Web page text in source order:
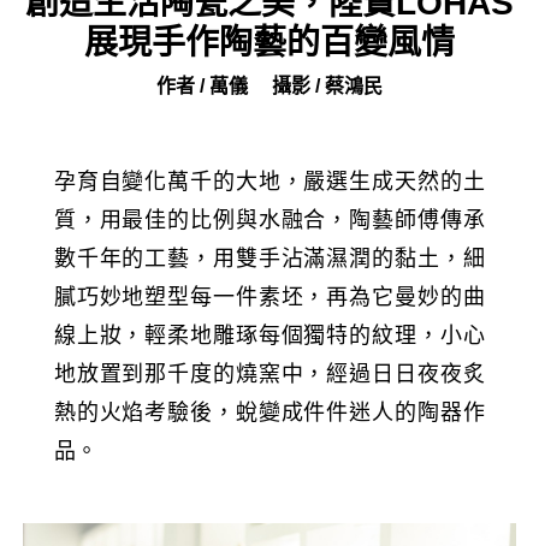
展現手作陶藝的百變風情
作者 / 萬儀 攝影 / 蔡鴻民
孕育自變化萬千的大地，嚴選生成天然的土
質，用最佳的比例與水融合，陶藝師傅傳承
數千年的工藝，用雙手沾滿濕潤的黏土，細
膩巧妙地塑型每一件素坯，再為它曼妙的曲
線上妝，輕柔地雕琢每個獨特的紋理，小心
地放置到那千度的燒窯中，經過日日夜夜炙
熱的火焰考驗後，蛻變成件件迷人的陶器作
品。